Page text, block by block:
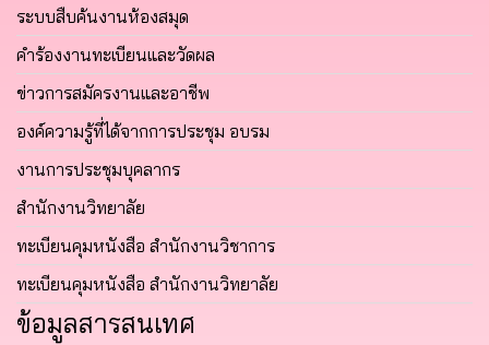
ระบบสืบค้นงานห้องสมุด
คำร้องงานทะเบียนและวัดผล
ข่าวการสมัครงานและอาชีพ
องค์ความรู้ที่ได้จากการประชุม อบรม
งานการประชุมบุคลากร
สำนักงานวิทยาลัย
ทะเบียนคุมหนังสือ สำนักงานวิชาการ
ทะเบียนคุมหนังสือ สำนักงานวิทยาลัย
ข้อมูลสารสนเทศ